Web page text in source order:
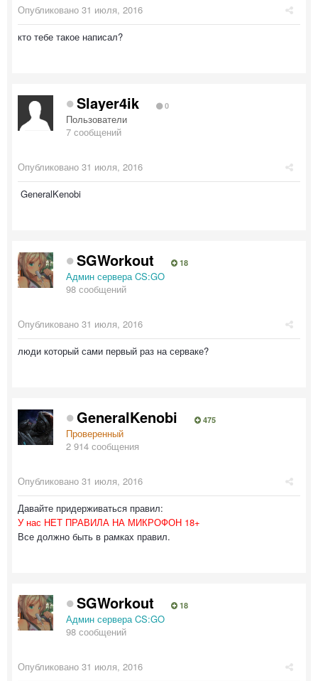
Опубликовано 31 июля, 2016
кто тебе такое написал?
Slayer4ik 0
Пользователи
7 сообщений
Опубликовано 31 июля, 2016
GeneralKenobi
SGWorkout 18
Админ сервера CS:GO
98 сообщений
Опубликовано 31 июля, 2016
люди который сами первый раз на серваке?
GeneralKenobi 475
Проверенный
2 914 сообщения
Опубликовано 31 июля, 2016
Давайте придерживаться правил:
У нас НЕТ ПРАВИЛА НА МИКРОФОН 18+
Все должно быть в рамках правил.
SGWorkout 18
Админ сервера CS:GO
98 сообщений
Опубликовано 31 июля, 2016